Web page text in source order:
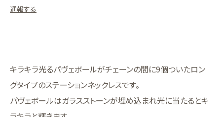
通報する
キラキラ光るパヴェボールがチェーンの間に9個ついたロン
グタイプのステーションネックレスです。
パヴェボールはガラスストーンが埋め込まれ光に当たるとキ